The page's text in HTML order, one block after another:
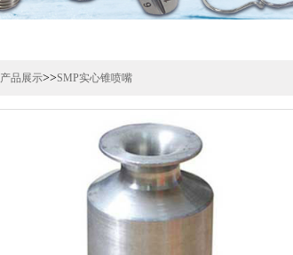
产品展示>>SMP实心锥喷嘴